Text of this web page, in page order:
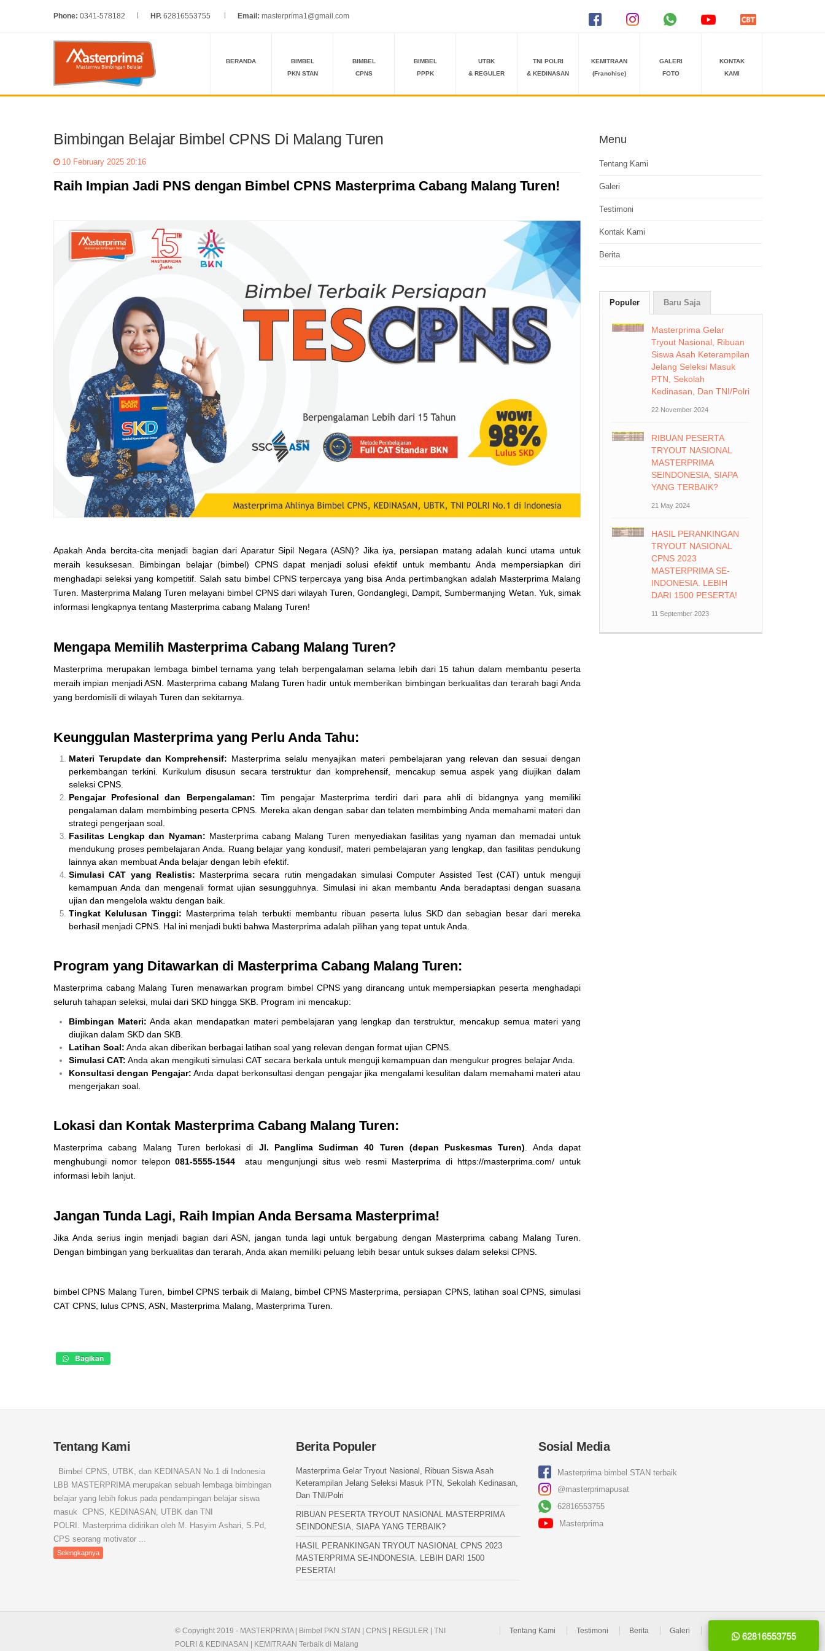
Phone: 0341-578182 HP. 62816553755 Email: masterprima1@gmail.com
BERANDA
BIMBEL
PKN STAN
BIMBEL
CPNS
BIMBEL
PPPK
UTBK
& REGULER
TNI POLRI
& KEDINASAN
KEMITRAAN
(Franchise)
GALERI
FOTO
KONTAK
KAMI
Bimbingan Belajar Bimbel CPNS Di Malang Turen
10 February 2025 20:16
Raih Impian Jadi PNS dengan Bimbel CPNS Masterprima Cabang Malang Turen!
Apakah Anda bercita-cita menjadi bagian dari Aparatur Sipil Negara (ASN)? Jika iya, persiapan matang adalah kunci utama untuk
meraih kesuksesan. Bimbingan belajar (bimbel) CPNS dapat menjadi solusi efektif untuk membantu Anda mempersiapkan diri
menghadapi seleksi yang kompetitif. Salah satu bimbel CPNS terpercaya yang bisa Anda pertimbangkan adalah Masterprima Malang
Turen. Masterprima Malang Turen melayani bimbel CPNS dari wilayah Turen, Gondanglegi, Dampit, Sumbermanjing Wetan. Yuk, simak
informasi lengkapnya tentang Masterprima cabang Malang Turen!
Mengapa Memilih Masterprima Cabang Malang Turen?
Masterprima merupakan lembaga bimbel ternama yang telah berpengalaman selama lebih dari 15 tahun dalam membantu peserta
meraih impian menjadi ASN. Masterprima cabang Malang Turen hadir untuk memberikan bimbingan berkualitas dan terarah bagi Anda
yang berdomisili di wilayah Turen dan sekitarnya.
Keunggulan Masterprima yang Perlu Anda Tahu:
Materi Terupdate dan Komprehensif: Masterprima selalu menyajikan materi pembelajaran yang relevan dan sesuai dengan
perkembangan terkini. Kurikulum disusun secara terstruktur dan komprehensif, mencakup semua aspek yang diujikan dalam
seleksi CPNS.
Pengajar Profesional dan Berpengalaman: Tim pengajar Masterprima terdiri dari para ahli di bidangnya yang memiliki
pengalaman dalam membimbing peserta CPNS. Mereka akan dengan sabar dan telaten membimbing Anda memahami materi dan
strategi pengerjaan soal.
Fasilitas Lengkap dan Nyaman: Masterprima cabang Malang Turen menyediakan fasilitas yang nyaman dan memadai untuk
mendukung proses pembelajaran Anda. Ruang belajar yang kondusif, materi pembelajaran yang lengkap, dan fasilitas pendukung
lainnya akan membuat Anda belajar dengan lebih efektif.
Simulasi CAT yang Realistis: Masterprima secara rutin mengadakan simulasi Computer Assisted Test (CAT) untuk menguji
kemampuan Anda dan mengenali format ujian sesungguhnya. Simulasi ini akan membantu Anda beradaptasi dengan suasana
ujian dan mengelola waktu dengan baik.
Tingkat Kelulusan Tinggi: Masterprima telah terbukti membantu ribuan peserta lulus SKD dan sebagian besar dari mereka
berhasil menjadi CPNS. Hal ini menjadi bukti bahwa Masterprima adalah pilihan yang tepat untuk Anda.
Program yang Ditawarkan di Masterprima Cabang Malang Turen:
Masterprima cabang Malang Turen menawarkan program bimbel CPNS yang dirancang untuk mempersiapkan peserta menghadapi
seluruh tahapan seleksi, mulai dari SKD hingga SKB. Program ini mencakup:
Bimbingan Materi: Anda akan mendapatkan materi pembelajaran yang lengkap dan terstruktur, mencakup semua materi yang
diujikan dalam SKD dan SKB.
Latihan Soal: Anda akan diberikan berbagai latihan soal yang relevan dengan format ujian CPNS.
Simulasi CAT: Anda akan mengikuti simulasi CAT secara berkala untuk menguji kemampuan dan mengukur progres belajar Anda.
Konsultasi dengan Pengajar: Anda dapat berkonsultasi dengan pengajar jika mengalami kesulitan dalam memahami materi atau
mengerjakan soal.
Lokasi dan Kontak Masterprima Cabang Malang Turen:
Masterprima cabang Malang Turen berlokasi di Jl. Panglima Sudirman 40 Turen (depan Puskesmas Turen) . Anda dapat
menghubungi nomor telepon081-5555-1544 atau mengunjungi situs web resmi Masterprima di https://masterprima.com/untuk
informasi lebih lanjut.
Jangan Tunda Lagi, Raih Impian Anda Bersama Masterprima!
Jika Anda serius ingin menjadi bagian dari ASN, jangan tunda lagi untuk bergabung dengan Masterprima cabang Malang Turen.
Dengan bimbingan yang berkualitas dan terarah, Anda akan memiliki peluang lebih besar untuk sukses dalam seleksi CPNS.
bimbel CPNS Malang Turen, bimbel CPNS terbaik di Malang, bimbel CPNS Masterprima, persiapan CPNS, latihan soal CPNS, simulasi
CAT CPNS, lulus CPNS, ASN, Masterprima Malang, Masterprima Turen.
Bagikan
Menu
Tentang Kami
Galeri
Testimoni
Kontak Kami
Berita
Populer Baru Saja
Masterprima Gelar
Tryout Nasional, Ribuan
Siswa Asah Keterampilan
Jelang Seleksi Masuk
PTN, Sekolah
Kedinasan, Dan TNI/Polri
22 November 2024
RIBUAN PESERTA
TRYOUT NASIONAL
MASTERPRIMA
SEINDONESIA, SIAPA
YANG TERBAIK?
21 May 2024
HASIL PERANKINGAN
TRYOUT NASIONAL
CPNS 2023
MASTERPRIMA SE-
INDONESIA. LEBIH
DARI 1500 PESERTA!
11 September 2023
Tentang Kami
Bimbel CPNS, UTBK, dan KEDINASAN No.1 di Indonesia
LBB MASTERPRIMA merupakan sebuah lembaga bimbingan
belajar yang lebih fokus pada pendampingan belajar siswa
masuk CPNS, KEDINASAN, UTBK dan TNI
POLRI. Masterprima didirikan oleh M. Hasyim Ashari, S.Pd,
CPS seorang motivator ...
Selengkapnya
Berita Populer
Masterprima Gelar Tryout Nasional, Ribuan Siswa Asah
Keterampilan Jelang Seleksi Masuk PTN, Sekolah Kedinasan,
Dan TNI/Polri
RIBUAN PESERTA TRYOUT NASIONAL MASTERPRIMA
SEINDONESIA, SIAPA YANG TERBAIK?
HASIL PERANKINGAN TRYOUT NASIONAL CPNS 2023
MASTERPRIMA SE-INDONESIA. LEBIH DARI 1500
PESERTA!
Sosial Media
Masterprima bimbel STAN terbaik
@masterprimapusat
62816553755
Masterprima
© Copyright 2019 - MASTERPRIMA | Bimbel PKN STAN | CPNS | REGULER | TNI
POLRI & KEDINASAN | KEMITRAAN Terbaik di Malang
Tentang Kami Testimoni Berita Galeri Kontak Kami62816553755